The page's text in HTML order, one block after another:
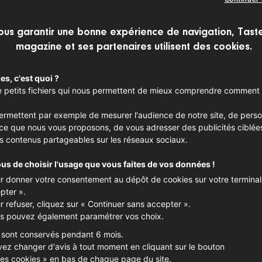
levain et mettent la main à la pâte
trader ou avocat.e, ils finissent
et entamer leur reconversion.
garantir une bonne expérience de navigation,
magazine et ses partenaires utilisent des cookies.
c'est quoi ?
petits fichiers qui nous permettent de mieux comprendre comment
par exemple de mesurer l'audience de notre site, de
que nous vous proposons, de vous adresser des publicités
contenus partageables sur les réseaux sociaux.
de choisir l'usage que vous faites de vos données !
donner votre consentement au dépôt de cookies sur votre
».
refuser, cliquez sur « Continuer sans accepter ».
pouvez également paramétrer vos choix.
conservés pendant 6 mois.
changer d'avis à tout moment en cliquant sur le bouton
cookies » en bas de chaque page du site.